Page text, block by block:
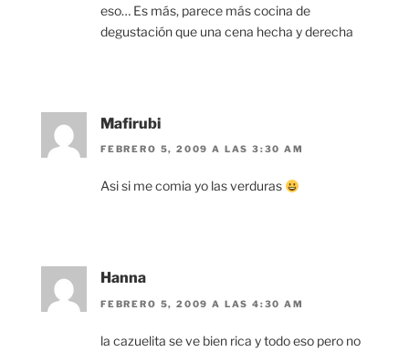
eso… Es más, parece más cocina de
degustación que una cena hecha y derecha
Mafirubi
FEBRERO 5, 2009 A LAS 3:30 AM
Asi si me comia yo las verduras
Hanna
FEBRERO 5, 2009 A LAS 4:30 AM
la cazuelita se ve bien rica y todo eso pero no